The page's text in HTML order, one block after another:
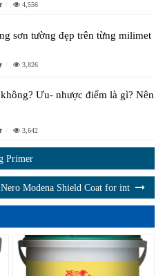
4,556
sơn tường đẹp trên từng milimet
3,826
Ưu- nhược điểm là gì? Nên
3,642
Primer
Modena Shield Coat for int